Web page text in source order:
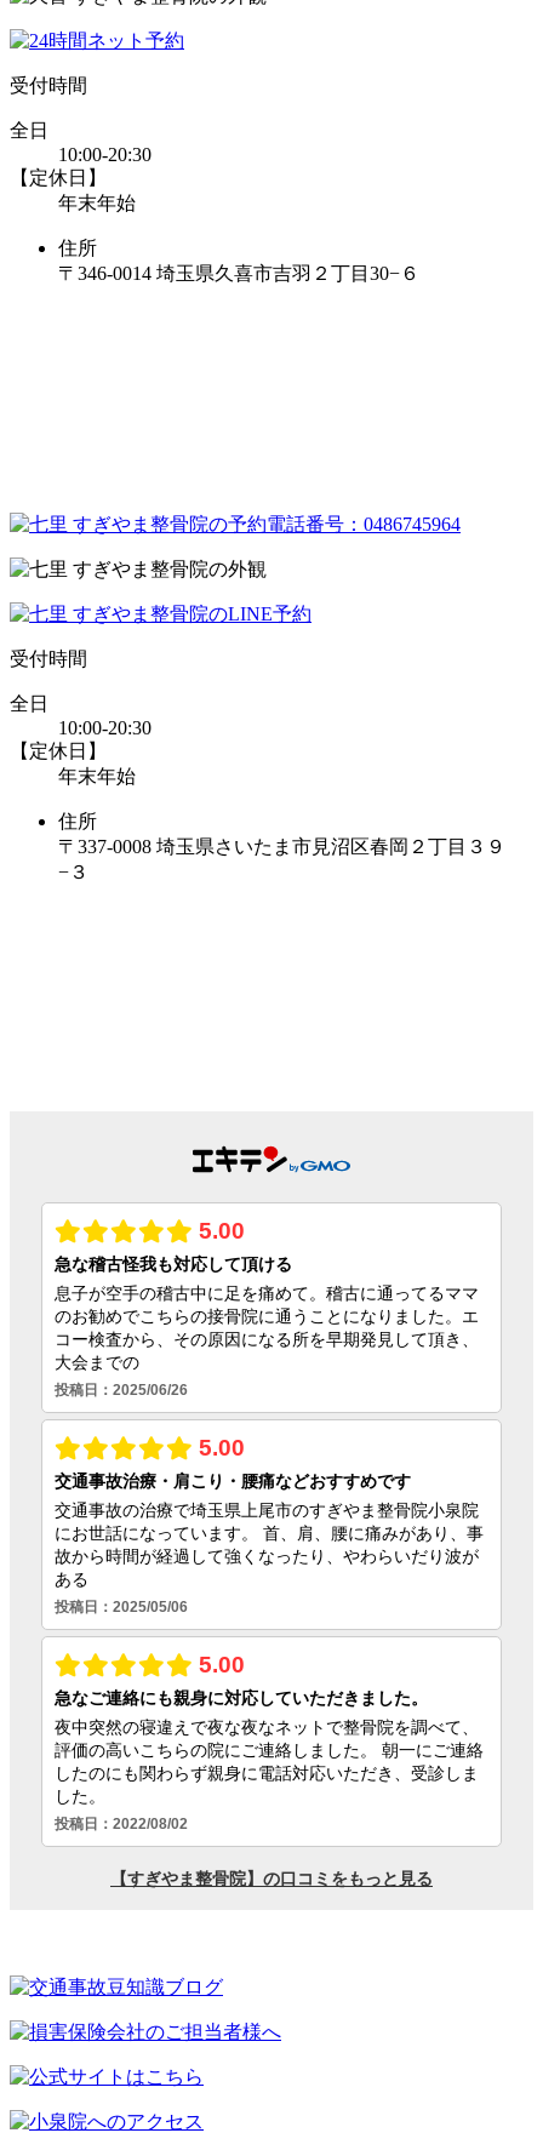
受付時間
全日
10:00-20:30
【定休日】
年末年始
住所
〒346-0014 埼玉県久喜市吉羽２丁目30−６
受付時間
全日
10:00-20:30
【定休日】
年末年始
住所
〒337-0008 埼玉県さいたま市見沼区春岡２丁目３９
−３